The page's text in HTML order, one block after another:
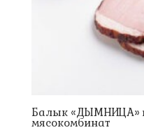
Балык «ДЫМНИЦА»
мясокомбинат